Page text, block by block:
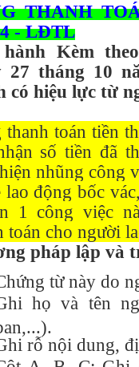
THANH
- LĐTL
Kèm
27 tháng 10
có hiệu lực từ
thanh toán tiền
số tiền đã
nhũng công
lao động bốc
1 công việc
toán cho người
pháp lập và
từ này do
họ và tên
rỗ nội dung,